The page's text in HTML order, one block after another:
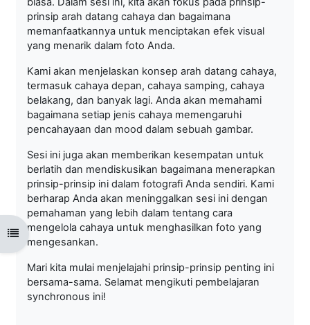
Open course index
prinsip arah datang cahaya dan bagaimana
memanfaatkannya untuk menciptakan efek visual
yang menarik dalam foto Anda.
Kami akan menjelaskan konsep arah datang cahaya,
termasuk cahaya depan, cahaya samping, cahaya
belakang, dan banyak lagi. Anda akan memahami
bagaimana setiap jenis cahaya memengaruhi
pencahayaan dan mood dalam sebuah gambar.
Sesi ini juga akan memberikan kesempatan untuk
berlatih dan mendiskusikan bagaimana menerapkan
prinsip-prinsip ini dalam fotografi Anda sendiri. Kami
berharap Anda akan meninggalkan sesi ini dengan
pemahaman yang lebih dalam tentang cara
mengelola cahaya untuk menghasilkan foto yang
mengesankan.
Mari kita mulai menjelajahi prinsip-prinsip penting ini
bersama-sama. Selamat mengikuti pembelajaran
synchronous ini!